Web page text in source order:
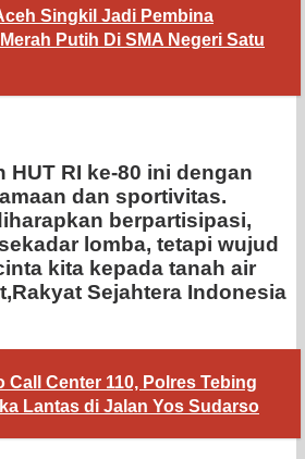
Singkil Jadi Pembina
Putih Di SMA Negeri Satu
HUT RI ke-80 ini dengan
dan sportivitas.
berpartisipasi,
lomba, tetapi wujud
kita kepada tanah air
Sejahtera Indonesia
Call Center 110, Polres Tebing
Lantas di Jalan Yos Sudarso